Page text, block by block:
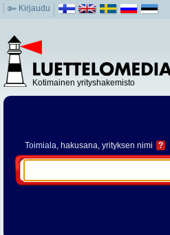
Kirjaudu
Kotimainen yrityshakemisto
Toimiala, hakusana, yrityksen nimi ?